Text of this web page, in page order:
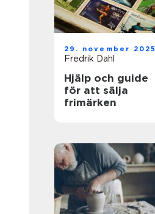
29. november 2025
Fredrik Dahl
Hjälp och guide
för att sälja
frimärken